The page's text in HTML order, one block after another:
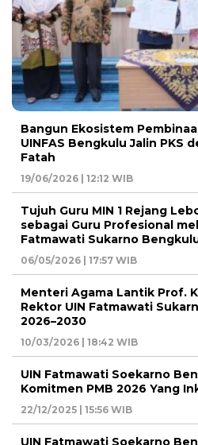
Bangun Ekosistem
UINFAS Bengkulu Jalin PKS
Fatah
19/06/2026 | 12:12 WIB
Tujuh Guru MIN 1 Rejang
sebagai Guru Profesional
Fatmawati Sukarno
06/05/2026 | 17:57 WIB
Menteri Agama Lantik Prof.
Rektor UIN Fatmawati
2026–2030
10/03/2026 | 18:42 WIB
UIN Fatmawati Soekarno
Komitmen PMB 2026 Yang
22/12/2025 | 15:56 WIB
UIN Fatmawati Soekarno